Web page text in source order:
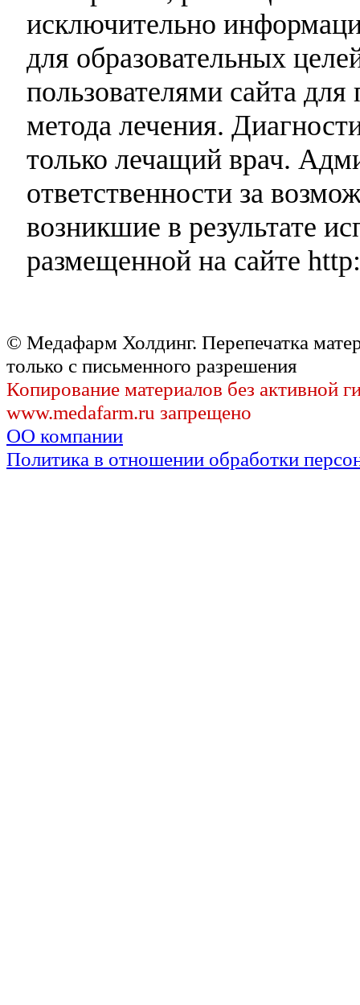
исключительно
для образовательных
пользователями сайта
метода лечения.
только лечащий врач.
ответственности за
возникшие в результате
размещенной на сайте
© Медафарм Холдинг. Перепечатка
только с письменного разрешения
Копирование материалов без активной
www.medafarm.ru запрещено
ОО компании
Политика в отношении обработки